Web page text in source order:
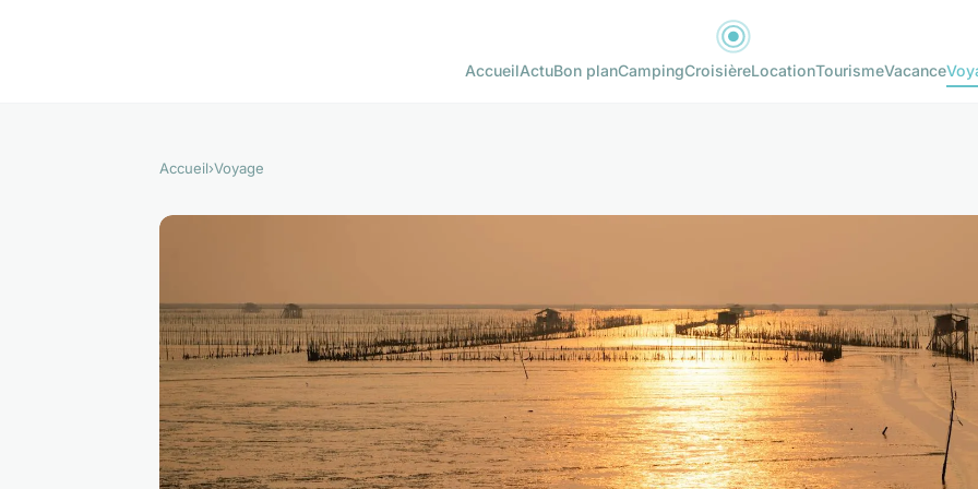
AccueilActuBon planCampingCroisièreLocationTourismeVacance
Accueil›Voyage